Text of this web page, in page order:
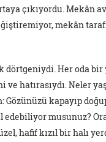
çıkıyordu. Mekân
mekân
dörtgeniydi. Her oda bir
ve hatırasıydı. Neler
Gözünüzü kapayıp
edebiliyor musunuz?
hafif kızıl bir halı